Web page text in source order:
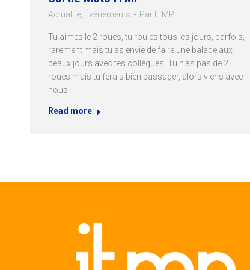
Actualité, Évènements Par ITMP
Tu aimes le 2 roues, tu roules tous les jours, parfois,
rarement mais tu as envie de faire une balade aux
beaux jours avec tes collègues. Tu n’as pas de 2
roues mais tu ferais bien passager, alors viens avec
nous.
Read more